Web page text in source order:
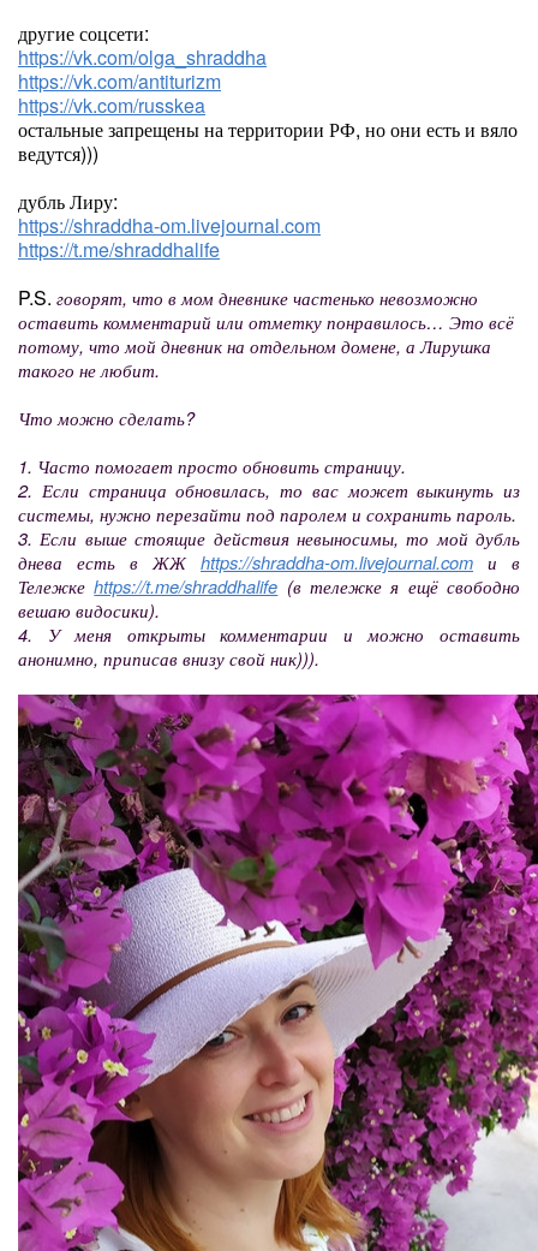
другие соцсети:
https://vk.com/olga_shraddha
https://vk.com/antiturizm
https://vk.com/russkea
остальные запрещены на территории РФ, но они есть и вяло
ведутся)))
дубль Лиру:
https://shraddha-om.livejournal.com
https://t.me/shraddhalife
P.S. говорят, что в мом дневнике частенько невозможно
оставить комментарий или отметку понравилось… Это всё
потому, что мой дневник на отдельном домене, а Лирушка
такого не любит.
Что можно сделать?
1. Часто помогает просто обновить страницу.
2. Если страница обновилась, то вас может выкинуть из
системы, нужно перезайти под паролем и сохранить пароль.
3. Если выше стоящие действия невыносимы, то мой дубль
днева есть в ЖЖ https://shraddha-om.livejournal.com и в
Тележкеhttps://t.me/shraddhalife (в тележке я ещё свободно
вешаю видосики).
4. У меня открыты комментарии и можно оставить
анонимно, приписав внизу свой ник))).